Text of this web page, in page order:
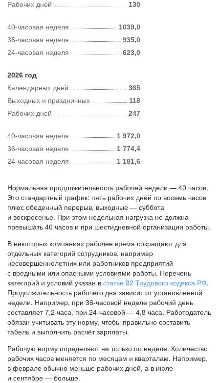
Рабочих дней 130
40-часовая неделя
1039,0
36-часовая неделя
935,0
24-часовая неделя
623,0
2026 год
Календарных дней
365
Рабочих дней 247
Выходных и праздничных 118
40-часовая неделя
1 972,0
36-часовая неделя
1 774,4
24-часовая неделя
1 181,6
Нормальная продолжительность рабочей недели — 40 часов.
Это стандартный график: пять рабочих дней по восемь часов
плюс обеденный перерыв, выходные — суббота
и воскресенье. При этом недельная нагрузка не должна
превышать 40 часов и при шестидневной организации работы.
В некоторых компаниях рабочее время сокращают для
отдельных категорий сотрудников, например
несовершеннолетних или работников предприятий
с вредными или опасными условиями работы. Перечень
категорий и условий указан в статье 92 Трудового кодекса РФ.
Продолжительность рабочего дня зависит от установленной
недели. Например, при 36-часовой неделе рабочий день
составляет 7,2 часа, при 24-часовой — 4,8 часа. Работодатель
обязан учитывать эту норму, чтобы правильно составить
табель и выполнить расчёт зарплаты.
Рабочую норму определяют не только по неделе. Количество
рабочих часов меняется по месяцам и кварталам. Например,
в феврале обычно меньше рабочих дней, а в июле
и сентябре — больше.